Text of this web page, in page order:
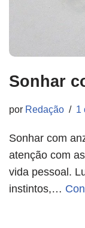
Sonhar
por Redação 1
Sonhar com
atenção com
vida pessoal.
instintos,…